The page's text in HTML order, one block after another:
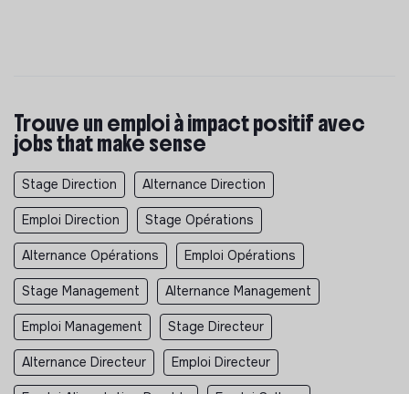
Trouve un emploi à impact positif avec
jobs that make sense
Stage Direction Alternance Direction
Emploi Direction Stage Opérations
Alternance Opérations Emploi Opérations
Stage Management Alternance Management
Emploi Management Stage Directeur
Alternance Directeur Emploi Directeur